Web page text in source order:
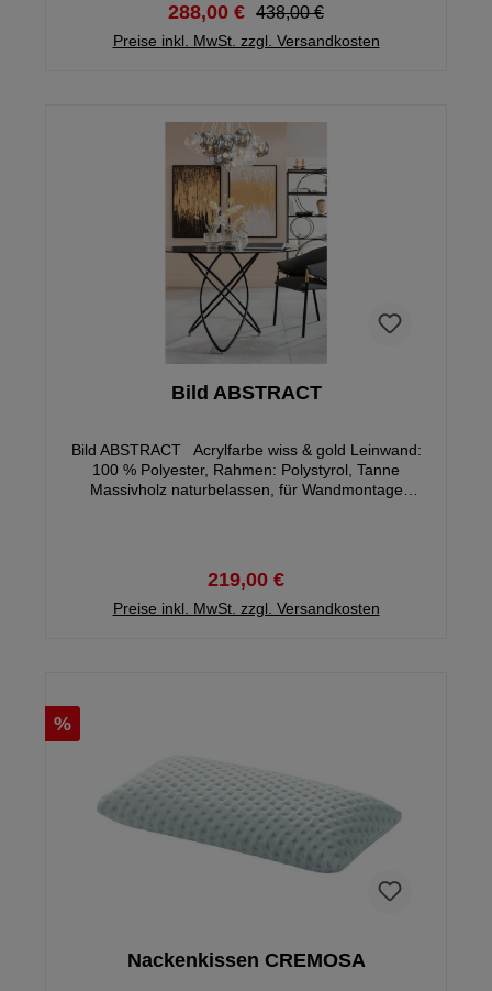
288,00 € 438,00 €
Preise inkl. MwSt. zzgl. Versandkosten
Bild ABSTRACT
Bild ABSTRACT Acrylfarbe wiss & gold Leinwand:
100 % Polyester, Rahmen: Polystyrol, Tanne
Massivholz naturbelassen, für Wandmontage
219,00 €
Preise inkl. MwSt. zzgl. Versandkosten
%
Nackenkissen CREMOSA